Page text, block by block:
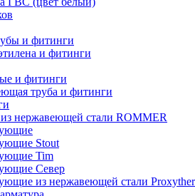
и фитинги
и фитинги
и фитинги
труба и фитинги
нержавеющей стали ROMMER
Stout
Tim
Север
из нержавеющей стали